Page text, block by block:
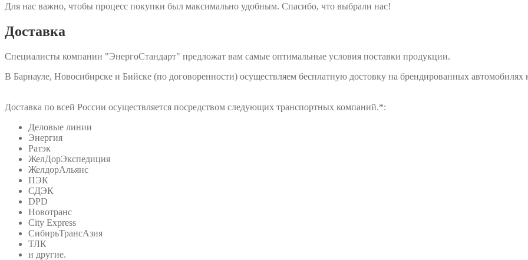
Для нас важно, чтобы процесс покупки был максимально удобным. Спасибо, что выбрали нас!
Доставка
Специалисты компании "ЭнергоСтандарт" предложат вам самые оптимальные условия поставки продукции.
В Барнауле, Новосибирске и Бийске (по договоренности) осуществляем бесплатную достовку на брендированных автомобилях
Доставка по всей России осуществляется посредством следующих транспортных компаний.*:
Деловые линии
Энергия
Ратэк
ЖелДорЭкспедиция
ЖелдорАльянс
ПЭК
СДЭК
DPD
Новотранс
City Express
СибирьТрансАзия
ТЛК
и другие.